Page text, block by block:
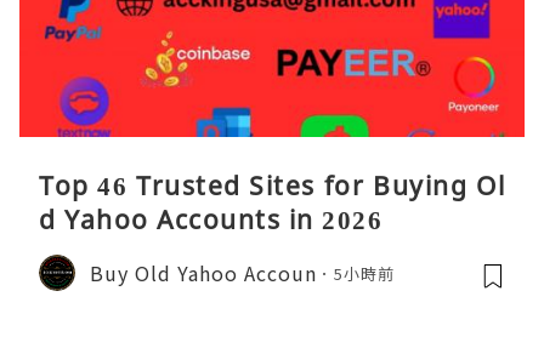
Top 46 Trusted Sites for Buying Ol
d Yahoo Accounts in 2026
Buy Old Yahoo Accoun 5小時前